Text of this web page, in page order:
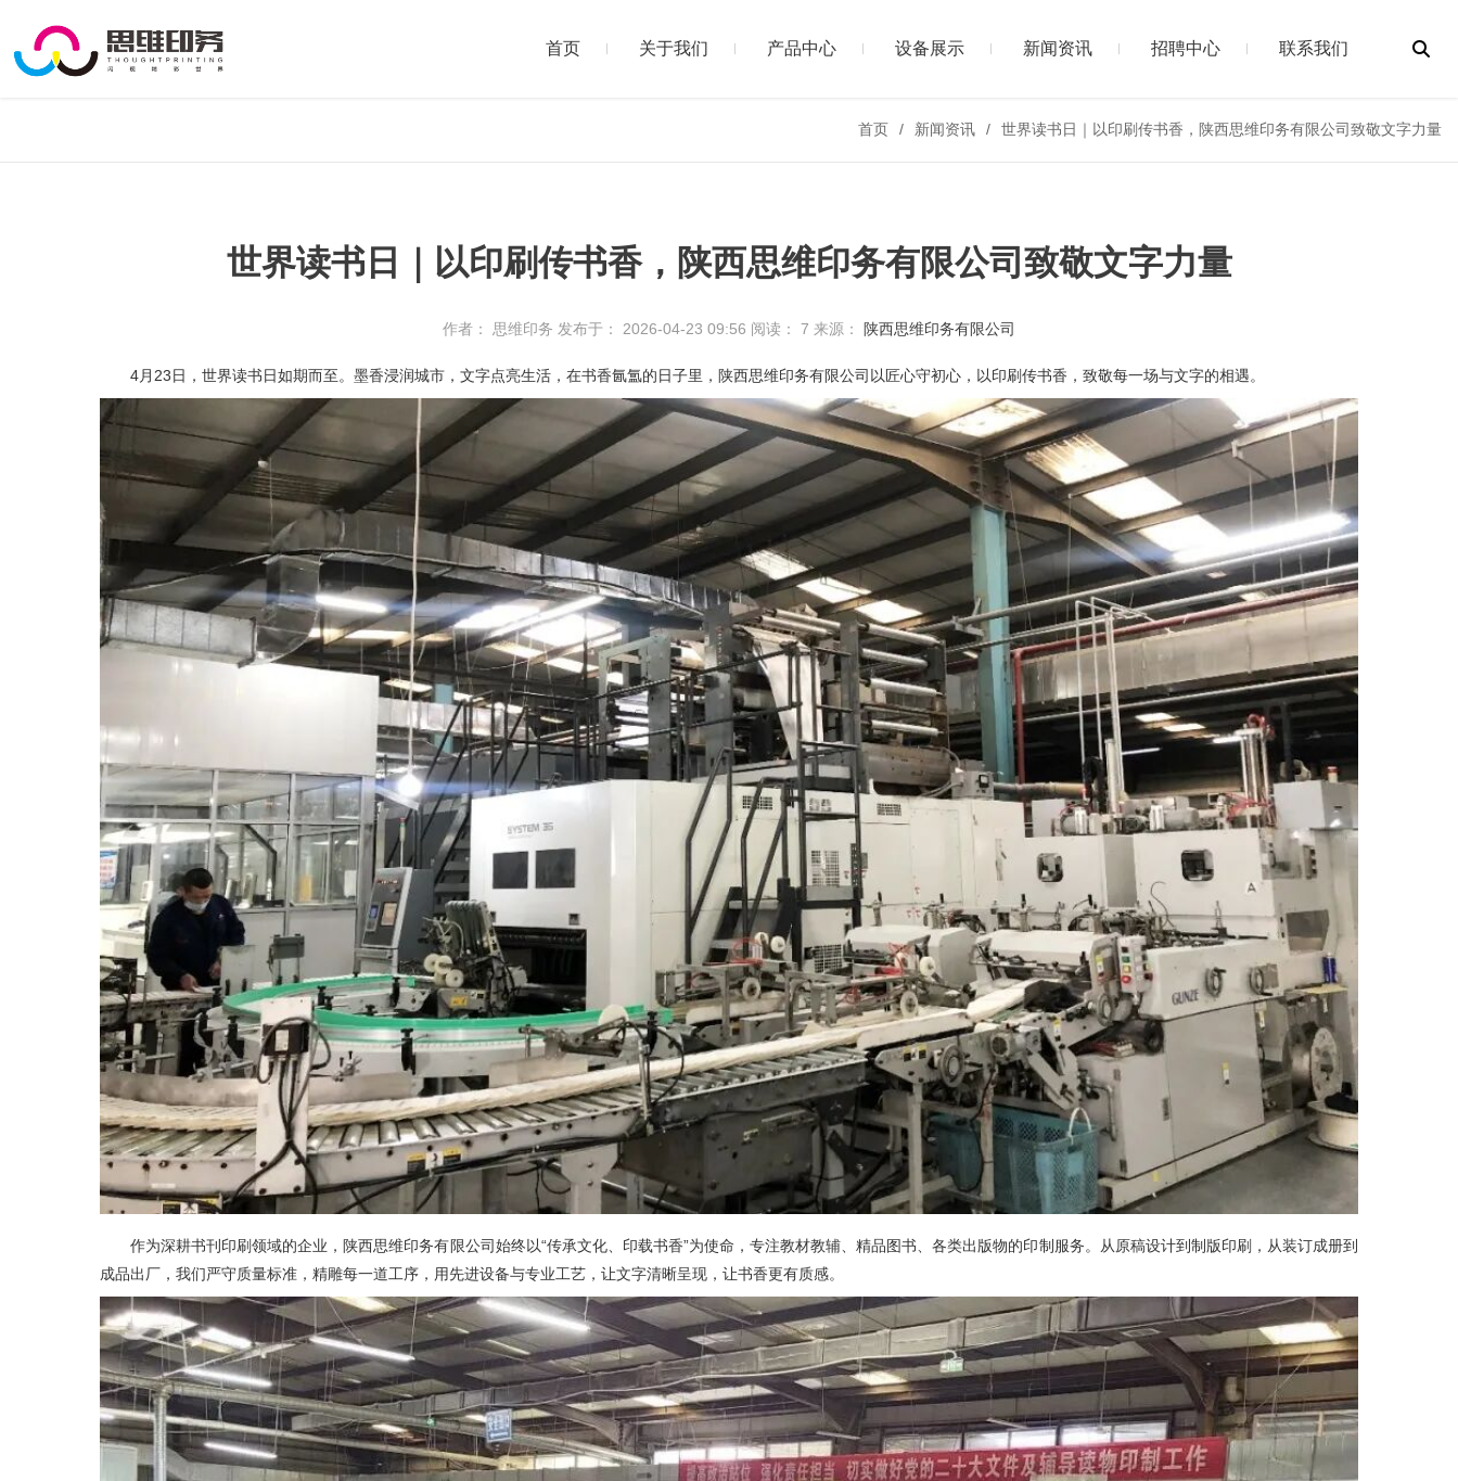
首页 关于我们 产品中心 设备展示 新闻资讯 招聘中心 联系我们
首页 新闻资讯 世界读书日｜以印刷传书香，陕西思维印务有限公司致敬文字力量
世界读书日｜以印刷传书香，陕西思维印务有限公司致敬文字力量
作者： 思维印务 发布于： 2026-04-23 09:56 阅读： 7 来源： 陕西思维印务有限公司
4月23日，世界读书日如期而至。墨香浸润城市，文字点亮生活，在书香氤氲的日子里，陕西思维印务有限公司以匠心守初心，以印刷传书香，致敬每一场与文字的相遇。
作为深耕书刊印刷领域的企业，陕西思维印务有限公司始终以“传承文化、印载书香”为使命，专注教材教辅、精品图书、各类出版物的印制服务。从原稿设计到制版印刷，从装订成册到
成品出厂，我们严守质量标准，精雕每一道工序，用先进设备与专业工艺，让文字清晰呈现，让书香更有质感。